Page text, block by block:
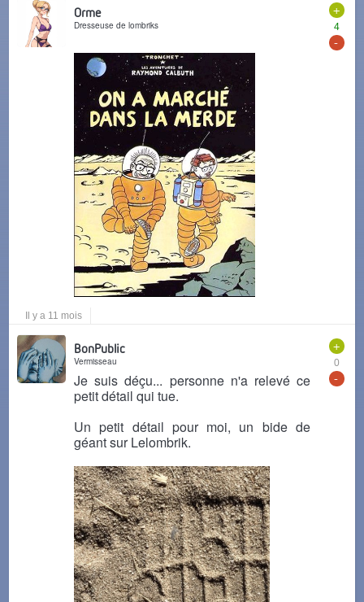
+
4
-
Orme
Dresseuse de lombriks
Il y a 11 mois
+
0
-
BonPublic
Vermisseau
Je suis déçu... personne n'a relevé ce
petit détail qui tue.
Un petit détail pour moi, un bide de
géant sur Lelombrik.